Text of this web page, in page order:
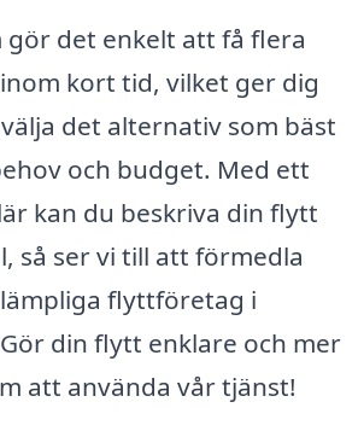
det enkelt att få flera
kort tid, vilket ger dig
det alternativ som bäst
och budget. Med ett
kan du beskriva din flytt
så ser vi till att förmedla
flyttföretag i
din flytt enklare och mer
att använda vår tjänst!